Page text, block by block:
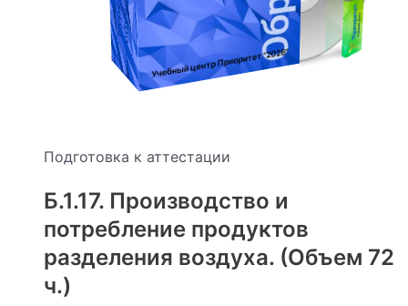
Учебный центр Приоритет"2026"
Подготовка к аттестации
Б.1.17. Производство и
потребление продуктов
разделения воздуха. (Объем 72
ч.)